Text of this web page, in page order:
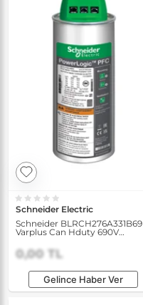
Schneider Electric
Schneider BLRCH276A331B69
Varplus Can Hduty 690V
27.6/33.1 kVAR 50/60Hz
Kondansatör
0,00 TL
Gelince Haber Ver